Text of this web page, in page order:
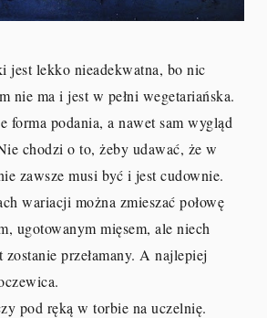
jest lekko nieadekwatna, bo nic
nie ma i jest w pełni wegetariańska.
forma podania, a nawet sam wygląd
chodzi o to, żeby udawać, że w
zawsze musi być i jest cudownie.
wariacji można zmieszać połowę
ugotowanym mięsem, ale niech
zostanie przełamany. A najlepiej
pod ręką w torbie na uczelnię.